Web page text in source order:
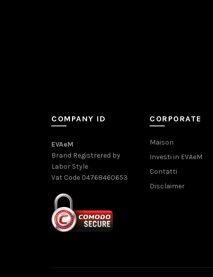
COMPANY ID
EVAeM
Brand Registrered by
Labor Style
Vat Code 04768460653
CORPORATE
Maison
Investi in EVAeM
Contatti
Disclaimer